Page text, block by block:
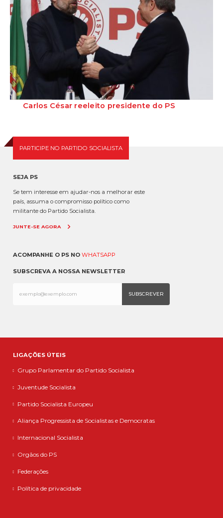
Carlos César reeleito presidente do PS
PARTICIPE NO PARTIDO SOCIALISTA
SEJA PS
Se tem interesse em ajudar-nos a melhorar este
país, assuma o compromisso político como
militante do Partido Socialista.
JUNTE-SE AGORA
ACOMPANHE O PS NO WHATSAPP
SUBSCREVA A NOSSA NEWSLETTER
LIGAÇÕES ÚTEIS
Grupo Parlamentar do Partido Socialista
Juventude Socialista
Partido Socialista Europeu
Aliança Progressista de Socialistas e Democratas
Internacional Socialista
Orgãos do PS
Federações
Política de privacidade